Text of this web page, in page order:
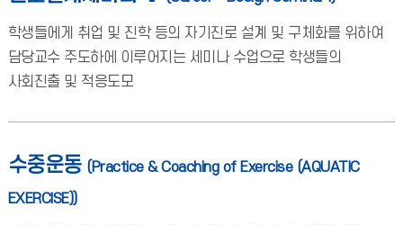
학생들에게 취업 및 진학 등의 자기진로 설계 및 구체화를 위하여
담당교수 주도하에 이루어지는 세미나 수업으로 학생들의
사회진출 및 적응도모
수중운동 (Practice & Coaching of Exercise (AQUATIC
EXERCISE))